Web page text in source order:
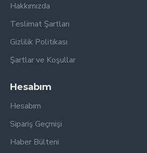
Hakkımızda
Teslimat Şartları
Gizlilik Politikası
Şartlar ve Koşullar
Hesabım
Hesabım
Sipariş Geçmişi
Haber Bülteni